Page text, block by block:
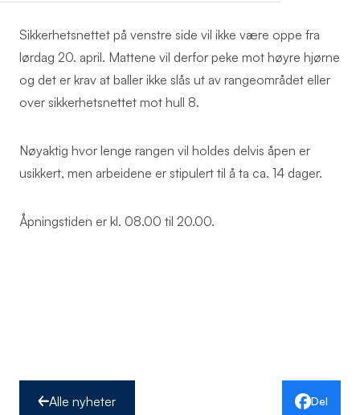
Sikkerhetsnettet på venstre side vil ikke være oppe fra
lørdag 20. april. Mattene vil derfor peke mot høyre hjørne
og det er krav at baller ikke slås ut av rangeområdet eller
over sikkerhetsnettet mot hull 8.
Nøyaktig hvor lenge rangen vil holdes delvis åpen er
usikkert, men arbeidene er stipulert til å ta ca. 14 dager.
Åpningstiden er kl. 08.00 til 20.00.
Alle nyheter Del